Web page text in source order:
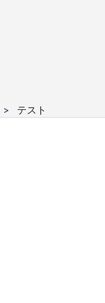
テスト